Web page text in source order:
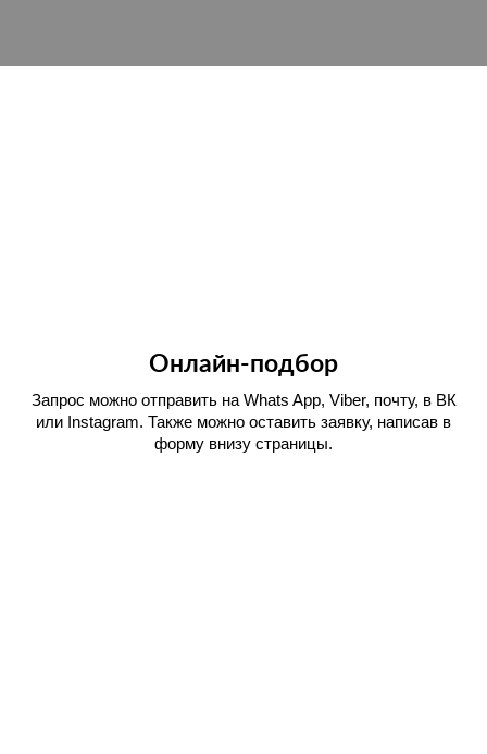
Онлайн-подбор
Запрос можно отправить на Whats App, Viber, почту, в ВК
или Instagram. Также можно оставить заявку, написав в
форму внизу страницы.